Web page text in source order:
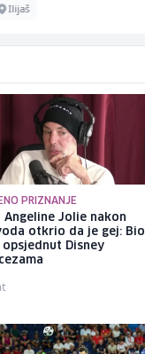
Ilijaš
PRIZNANJE
Angeline Jolie nakon
otkrio da je gej: Bio
opsjednut Disney